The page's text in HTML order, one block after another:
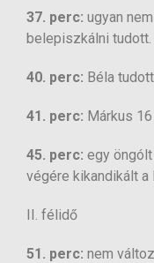
37. perc: ugyan
belepiszkálni tudott.
40. perc: Béla
41. perc: Márkus
45. perc: egy
végére kikandikált a
II. félidő
51. perc: nem